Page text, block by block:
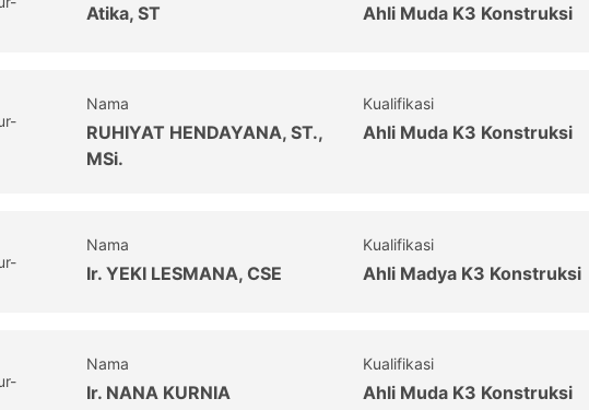
Atika, ST Ahli Muda K3 Konstruksi
Nama
RUHIYAT HENDAYANA, ST.,
MSi.
Kualifikasi
Ahli Muda K3 Konstruksi
Nama
Ir. YEKI LESMANA, CSE
Kualifikasi
Ahli Madya K3 Konstruksi
Nama
Ir. NANA KURNIA
Kualifikasi
Ahli Muda K3 Konstruksi